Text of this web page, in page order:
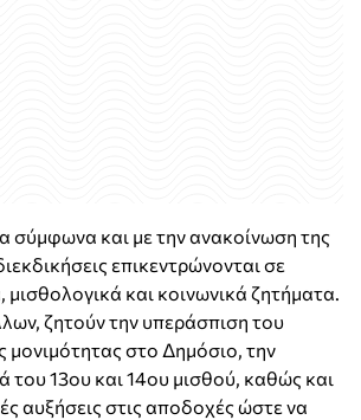
σύμφωνα και με την ανακοίνωση της
επικεντρώνονται σε
μισθολογικά και κοινωνικά ζητήματα.
ζητούν την υπεράσπιση του
μονιμότητας στο Δημόσιο, την
του 13ου και 14ου μισθού, καθώς και
αυξήσεις στις αποδοχές ώστε να